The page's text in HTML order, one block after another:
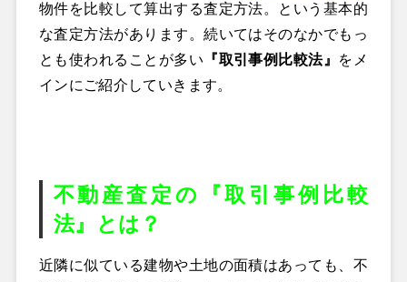
物件を比較して算出する査定方法。という基本的
な査定方法があります。続いてはそのなかでもっ
とも使われることが多い 『取引事例比較法』
をメ
インにご紹介していきます。
不動産査定の『取引事例比較
法』とは？
近隣に似ている建物や土地の面積はあっても、不